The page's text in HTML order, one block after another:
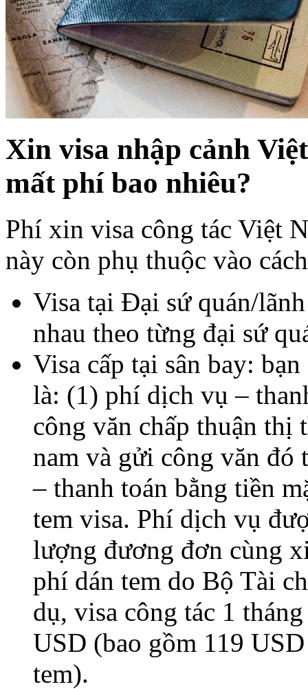
Xin visa nhập cảnh
mất phí bao nhiêu?
Phí xin visa công tác Việt
này còn phụ thuộc vào
Visa tại Đại sứ quán/
nhau theo từng đại sứ
Visa cấp tại sân bay:
là: (1) phí dịch vụ –
công văn chấp thuận thị
nam và gửi công văn đó
– thanh toán bằng tiền
tem visa. Phí dịch vụ
lượng đương đơn cùng
phí dán tem do Bộ Tài
dụ, visa công tác 1
USD (bao gồm 119
tem).